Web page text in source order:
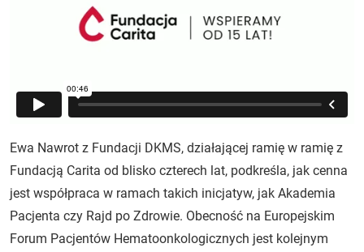
Ewa Nawrot z Fundacji DKMS, działającej ramię w ramię z
Fundacją Carita od blisko czterech lat, podkreśla, jak cenna
jest współpraca w ramach takich inicjatyw, jak Akademia
Pacjenta czy Rajd po Zdrowie. Obecność na Europejskim
Forum Pacjentów Hematoonkologicznych jest kolejnym